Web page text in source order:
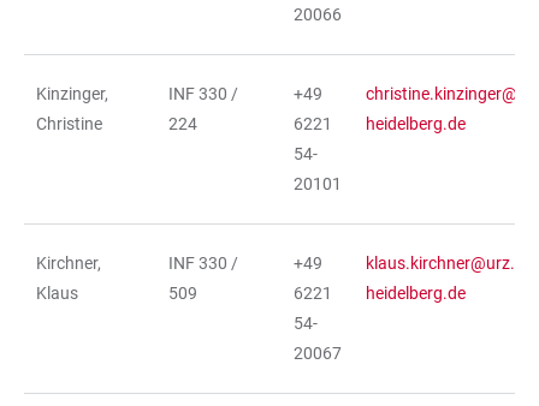
20066
Kinzinger,
Christine
INF 330 /
224
+49
6221
54-
20101
heidelberg.de
Kirchner,
Klaus
INF 330 /
509
+49
6221
54-
20067
heidelberg.de